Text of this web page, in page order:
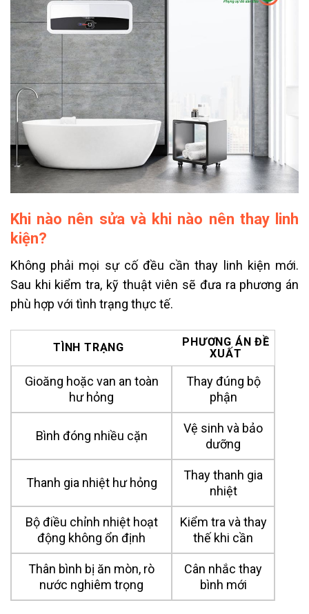
Khi nào nên sửa và khi nào nên thay linh
kiện?
Không phải mọi sự cố đều cần thay linh kiện mới.
Sau khi kiểm tra, kỹ thuật viên sẽ đưa ra phương án
phù hợp với tình trạng thực tế.
TÌNH TRẠNG
PHƯƠNG ÁN ĐỀ
XUẤT
Gioăng hoặc van an toàn
hư hỏng
Thay đúng bộ
phận
Bình đóng nhiều cặn
Vệ sinh và bảo
dưỡng
Thanh gia nhiệt hư hỏng
Thay thanh gia
nhiệt
Bộ điều chỉnh nhiệt hoạt
động không ổn định
Kiểm tra và thay
thế khi cần
Thân bình bị ăn mòn, rò
nước nghiêm trọng
Cân nhắc thay
bình mới